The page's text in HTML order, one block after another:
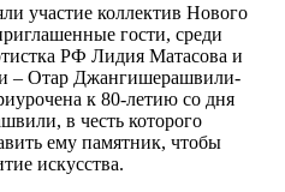
участие коллектив Нового
гости, среди
РФ Лидия Матасова и
– Отар Джангишерашвили-
к 80-летию со дня
в честь которого
ему памятник, чтобы
искусства.